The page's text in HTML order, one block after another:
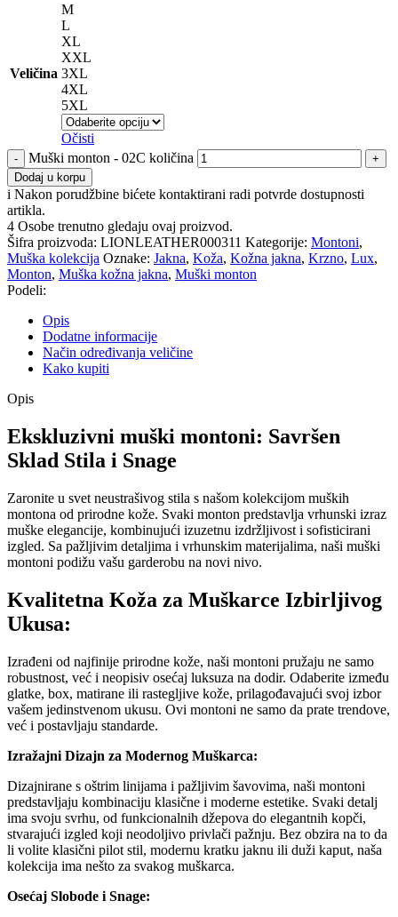
Veličina
M
L
XL
XXL
3XL
4XL
5XL
Očisti
Muški monton - 02C količina
Dodaj u korpu
i Nakon porudžbine bićete kontaktirani radi potvrde dostupnosti
artikla.
4 Osobe trenutno gledaju ovaj proizvod.
Šifra proizvoda: LIONLEATHER000311 Kategorije: Montoni,
Muška kolekcija Oznake: Jakna, Koža, Kožna jakna, Krzno, Lux,
Monton, Muška kožna jakna, Muški monton
Podeli:
Opis
Dodatne informacije
Način određivanja veličine
Kako kupiti
Opis
Ekskluzivni muški montoni: Savršen
Sklad Stila i Snage
Zaronite u svet neustrašivog stila s našom kolekcijom muških
montona od prirodne kože. Svaki monton predstavlja vrhunski izraz
muške elegancije, kombinujući izuzetnu izdržljivost i sofisticirani
izgled. Sa pažljivim detaljima i vrhunskim materijalima, naši muški
montoni podižu vašu garderobu na novi nivo.
Kvalitetna Koža za Muškarce Izbirljivog
Ukusa:
Izrađeni od najfinije prirodne kože, naši montoni pružaju ne samo
robustnost, već i neopisiv osećaj luksuza na dodir. Odaberite između
glatke, box, matirane ili rastegljive kože, prilagođavajući svoj izbor
vašem jedinstvenom ukusu. Ovi montoni ne samo da prate trendove,
već i postavljaju standarde.
Izražajni Dizajn za Modernog Muškarca:
Dizajnirane s oštrim linijama i pažljivim šavovima, naši montoni
predstavljaju kombinaciju klasične i moderne estetike. Svaki detalj
ima svoju svrhu, od funkcionalnih džepova do elegantnih kopči,
stvarajući izgled koji neodoljivo privlači pažnju. Bez obzira na to da
li volite klasični pilot stil, modernu kratku jaknu ili duži kaput, naša
kolekcija ima nešto za svakog muškarca.
Osećaj Slobode i Snage: